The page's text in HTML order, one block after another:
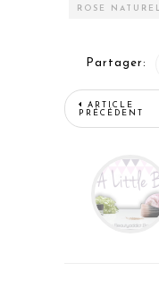
ROSE NATUREL
Partager:
ARTICLE
PRÉCÉDENT